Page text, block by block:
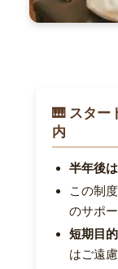
🎹 スター
内
半年後
この制
のサポ
短期目
はご遠